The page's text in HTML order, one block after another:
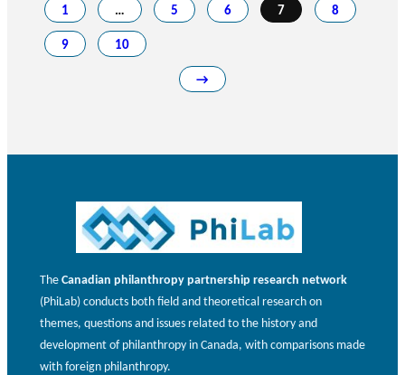
1 … 5 6 7 8
9 10
→
TheCanadian philanthropy partnership research network
(PhiLab) conducts both field and theoretical research on
themes, questions and issues related to the history and
development of philanthropy in Canada, with comparisons made
with foreign philanthropy.